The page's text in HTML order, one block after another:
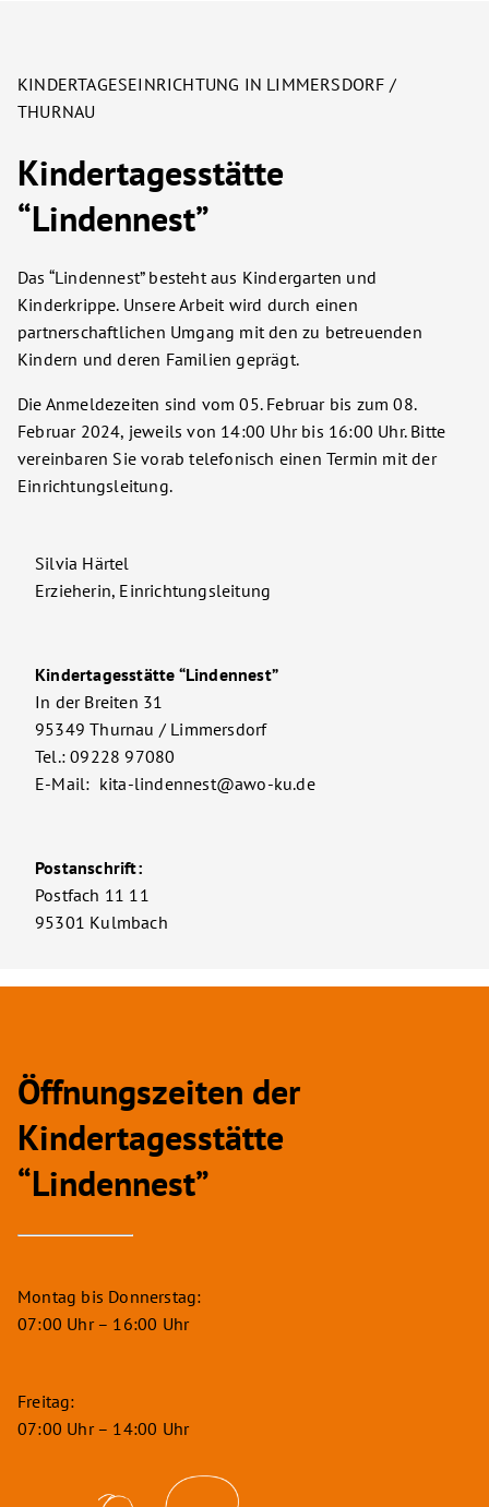
KINDERTAGESEINRICHTUNG IN LIMMERSDORF /
THURNAU
Kindertagesstätte
“Lindennest”
Das “Lindennest” besteht aus Kindergarten und
Kinderkrippe. Unsere Arbeit wird durch einen
partnerschaftlichen Umgang mit den zu betreuenden
Kindern und deren Familien geprägt.
Die Anmeldezeiten sind vom 05. Februar bis zum 08.
Februar 2024, jeweils von 14:00 Uhr bis 16:00 Uhr. Bitte
vereinbaren Sie vorab telefonisch einen Termin mit der
Einrichtungsleitung.
Silvia Härtel
Erzieherin, Einrichtungsleitung
Kindertagesstätte “Lindennest”
In der Breiten 31
95349 Thurnau / Limmersdorf
Tel.: 09228 97080
E-Mail: kita-lindennest@awo-ku.de
Postanschrift:
Postfach 11 11
95301 Kulmbach
Öffnungszeiten der
Kindertagesstätte
“Lindennest”
Montag bis Donnerstag:
07:00 Uhr – 16:00 Uhr
Freitag:
07:00 Uhr – 14:00 Uhr